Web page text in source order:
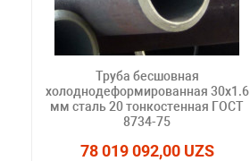
Труба бесшовная
холоднодеформированная 30х1.6
мм сталь 20 тонкостенная ГОСТ
8734-75
78 019 092,00 UZS